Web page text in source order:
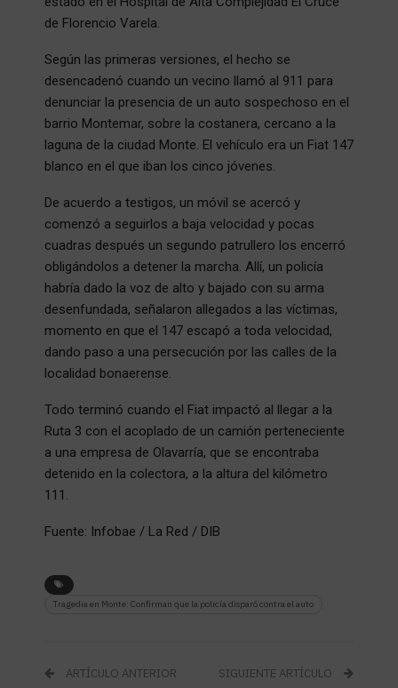
de Florencio Varela.
Según las primeras versiones, el hecho se
desencadenó cuando un vecino llamó al 911 para
denunciar la presencia de un auto sospechoso en el
barrio Montemar, sobre la costanera, cercano a la
laguna de la ciudad Monte. El vehículo era un Fiat 147
blanco en el que iban los cinco jóvenes.
De acuerdo a testigos, un móvil se acercó y
comenzó a seguirlos a baja velocidad y pocas
cuadras después un segundo patrullero los encerró
obligándolos a detener la marcha. Allí, un policía
habría dado la voz de alto y bajado con su arma
desenfundada, señalaron allegados a las víctimas,
momento en que el 147 escapó a toda velocidad,
dando paso a una persecución por las calles de la
localidad bonaerense.
Todo terminó cuando el Fiat impactó al llegar a la
Ruta 3 con el acoplado de un camión perteneciente
a una empresa de Olavarría, que se encontraba
detenido en la colectora, a la altura del kilómetro
111.
Fuente: Infobae / La Red / DIB
Tragedia en Monte: Confirman que la policía disparó contra el auto
ARTÍCULO ANTERIOR SIGUIENTE ARTÍCULO